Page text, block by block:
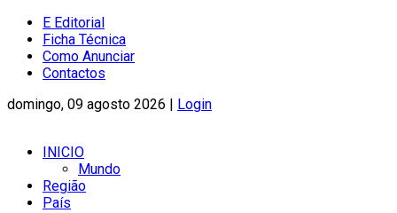
E Editorial
Ficha Técnica
Como Anunciar
Contactos
domingo, 09 agosto 2026 | Login
INICIO
Mundo
Região
País